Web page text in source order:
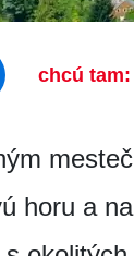
chcú tam:
horu a